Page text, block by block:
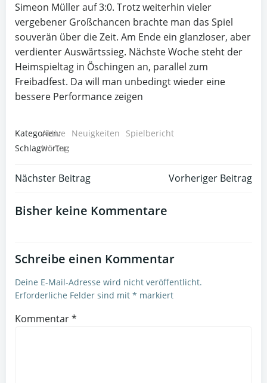
Simeon Müller auf 3:0. Trotz weiterhin vieler
vergebener Großchancen brachte man das Spiel
souverän über die Zeit. Am Ende ein glanzloser, aber
verdienter Auswärtssieg. Nächste Woche steht der
Heimspieltag in Öschingen an, parallel zum
Freibadfest. Da will man unbedingt wieder eine
bessere Performance zeigen
Kategorien:
Aktive Neuigkeiten
Spielbericht
Schlagwörter:
No Tag
Post
navigation
Nächster Beitrag
Post
navigation
Vorheriger Beitrag
Bisher keine Kommentare
Schreibe einen Kommentar
Deine E-Mail-Adresse wird nicht veröffentlicht.
Erforderliche Felder sind mit * markiert
Kommentar*